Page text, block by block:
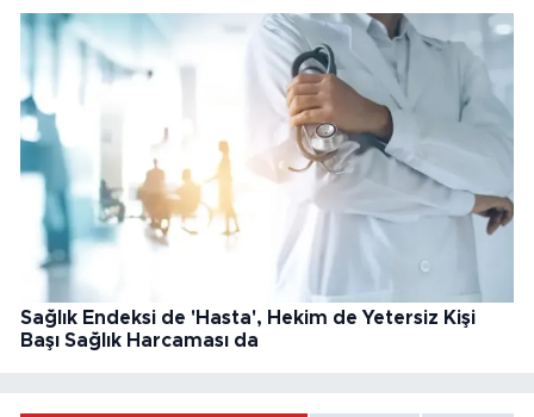
Sağlık Endeksi de 'Hasta', Hekim de Yetersiz Kişi
Başı Sağlık Harcaması da